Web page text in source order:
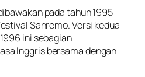
pada tahun 1995
Sanremo. Versi kedua
ini sebagian
Inggris bersama dengan